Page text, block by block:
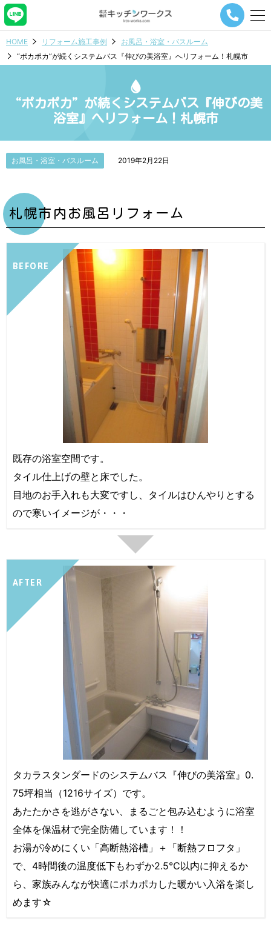
メ
ナ
ー
シ
ボ
HOME リフォーム施工事例
お風呂・浴室・バスルーム
“ポカポカ”が続くシステムバス『伸びの美浴室』へリフォーム！札幌市
“ポカポカ”が続くシステムバス『伸びの美
浴室』へリフォーム！札幌市
お風呂・浴室・バスルーム 2019年2月22日
札幌市内お風呂リフォーム
BEFORE
既存の浴室空間です。
タイル仕上げの壁と床でした。
目地のお手入れも大変ですし、タイルはひんやりとする
ので寒いイメージが・・・
AFTER
タカラスタンダードのシステムバス『伸びの美浴室』0.
75坪相当（1216サイズ）です。
あたたかさを逃がさない、まるごと包み込むように浴室
全体を保温材で完全防備しています！！
お湯が冷めにくい「高断熱浴槽」＋「断熱フロフタ」
で、4時間後の温度低下もわずか2.5℃以内に抑えるか
ら、家族みんなが快適にポカポカした暖かい入浴を楽し
めます☆